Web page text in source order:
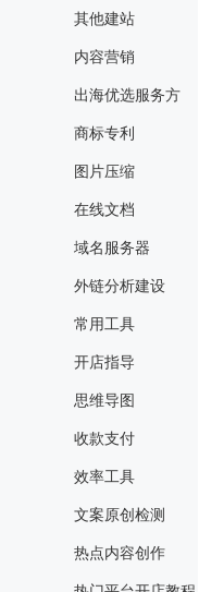
其他建站
内容营销
出海优选服务方
商标专利
图片压缩
在线文档
域名服务器
外链分析建设
常用工具
开店指导
思维导图
收款支付
效率工具
文案原创检测
热点内容创作